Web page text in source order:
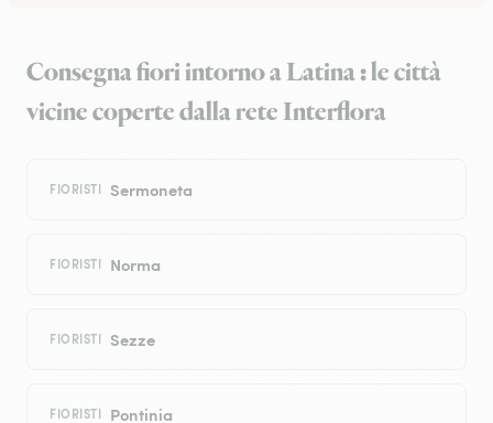
Consegna fiori intorno a Latina : le città
vicine coperte dalla rete Interflora
FIORISTI Sermoneta
FIORISTI Norma
FIORISTI Sezze
FIORISTI Pontinia